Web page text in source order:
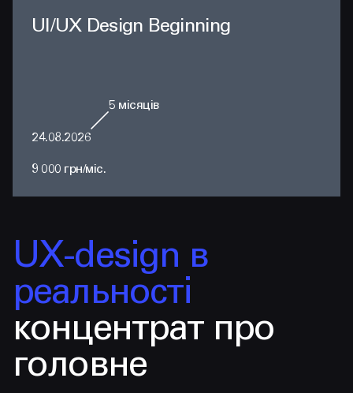
UI/UX Design Beginning
24.08.2026
5 місяців
9 000 грн/міс.
UX-design в
реальності
концентрат про
головне